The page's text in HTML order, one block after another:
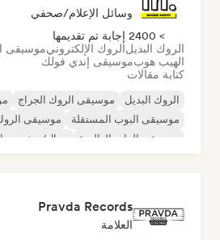
وسائل الإعلام/صحفي
> 2400 إجابة تم تقديمها
الروك البديلالروك الإلكترونيموسيقى
الهيب هوبموسيقى إندي فولك
كتابة مقالات
الروك البديل موسيقى الروك الجراج
موسيقى البوب المستقلة
موسيقى
موسيقى الراب العالمية
ميتال/هيفي
Pravda Records
العلامة